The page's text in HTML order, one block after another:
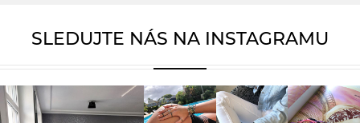
SLEDUJTE NÁS NA INSTAGRAMU